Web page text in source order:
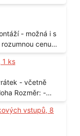
cm, levé, 2 ks
cenu
1 ks
-
Lokalita: - Senohraby Nabídky na e-mail.
vstupů, 8